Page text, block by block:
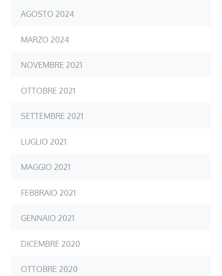
AGOSTO 2024
MARZO 2024
NOVEMBRE 2021
OTTOBRE 2021
SETTEMBRE 2021
LUGLIO 2021
MAGGIO 2021
FEBBRAIO 2021
GENNAIO 2021
DICEMBRE 2020
OTTOBRE 2020